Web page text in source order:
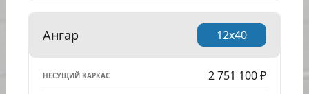
Ангар 12x40
НЕСУЩИЙ КАРКАС 2 751 100 ₽